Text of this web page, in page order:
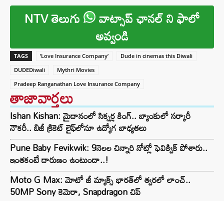
NTV తెలుగు వాట్సాప్ ఛానల్ ని ఫాలో
అవ్వండి
TAGS ‘Love Insurance Company’
Dude in cinemas this Diwali
DUDEDiwali
Mythri Movies
Pradeep Ranganathan Love Insurance Company
తాజావార్తలు
Ishan Kishan: మైదానంలో సిక్సర్ల కింగ్.. బ్యాంకులో సర్కారీ
నౌకరీ.. బిజీ క్రికెట్ లైఫ్‌లోనూ ఉద్యోగ బాధ్యతలు
Pune Baby Fevikwik: 9నెలల చిన్నారి నోట్లో ఫెవిక్విక్‌ పోశారు..
ఇంతకంటే దారుణం ఉంటుందా..!
Moto G Max: మోటో జీ మ్యాక్స్ భారత్‌లో త్వరలో లాంచ్..
50MP Sony కెమెరా, Snapdragon చిప్‌